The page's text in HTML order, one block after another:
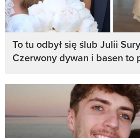
To tu odbył się ślub Julii
Czerwony dywan i basen to